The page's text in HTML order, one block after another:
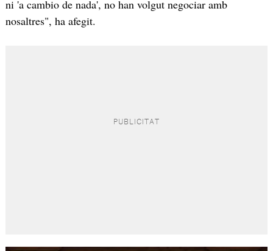
ni 'a cambio de nada', no han volgut negociar amb
nosaltres", ha afegit.